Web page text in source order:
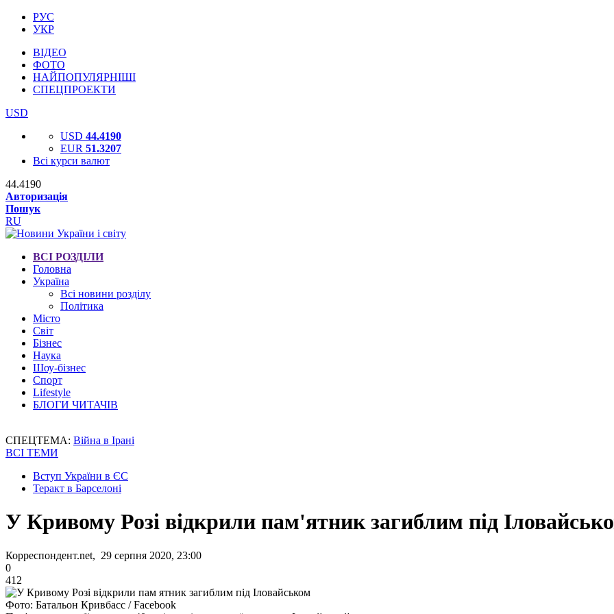
РУС
УКР
ВІДЕО
ФОТО
НАЙПОПУЛЯРНІШІ
СПЕЦПРОЕКТИ
USD
USD 44.4190
EUR 51.3207
Всі курси валют
44.4190
Авторизація
Пошук
RU
ВСІ РОЗДІЛИ
Головна
Україна
Всі новини розділу
Політика
Місто
Світ
Бізнес
Наука
Шоу-бізнес
Спорт
Lifestyle
БЛОГИ ЧИТАЧІВ
СПЕЦТЕМА: Війна в Ірані
ВСІ ТЕМИ
Вступ України в ЄС
Теракт в Барселоні
У Кривому Розі відкрили пам'ятник загиблим під
Корреспондент.net, 29 серпня 2020, 23:00
0
412
Фото: Батальон Кривбасс / Facebook